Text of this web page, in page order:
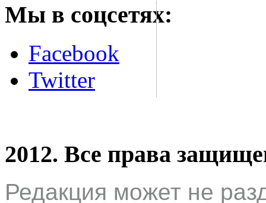
Мы в соцсетях:
Facebook
Twitter
2012. Все права
Редакция может не